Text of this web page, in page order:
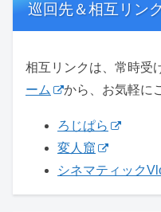
巡回先＆相互リン
相互リンクは、常時受
ーム
から、お気軽に
ろじぱら
変人窟
シネマティック